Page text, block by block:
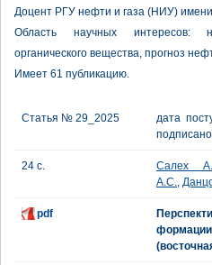
Доцент РГУ нефти и газа (НИУ)
Область научных интересов:
органического вещества, прогноз
Имеет 61 публикацию.
Статья № 29_2025
дата
24 с. Салех А.
А.С.,
pdf